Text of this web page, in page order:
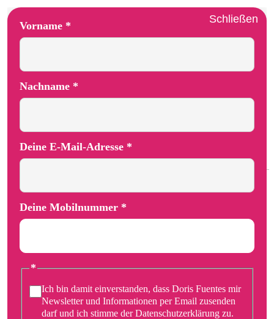
Layout Mobilnummer E-Mail-Adresse
Vorname *
Nachname *
Deine E-Mail-Adresse *
Deine Mobilnummer *
*
Ich bin damit einverstanden, dass Doris Fuentes mir
Newsletter und Informationen per Email zusenden
darf und ich stimme der Datenschutzerklärung zu.
Schließen